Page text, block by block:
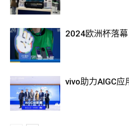
2024欧洲杯落幕
vivo助力AIGC应